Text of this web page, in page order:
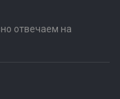
отвечаем на